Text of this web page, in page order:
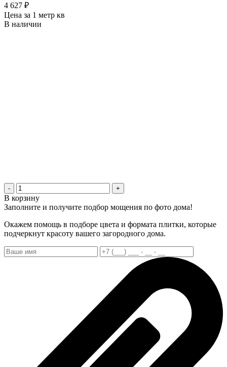
4 627 ₽
Цена за 1 метр кв
В наличии
- +
В корзину
Заполните и получите подбор мощения по фото дома!
Окажем помощь в подборе цвета и формата плитки, которые
подчеркнут красоту вашего загородного дома.